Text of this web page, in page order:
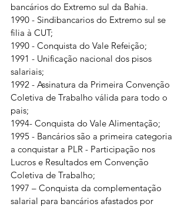
bancários do Extremo sul da Bahia.
1990 - Sindibancarios do Extremo sul se
filia à CUT;
1990 - Conquista do Vale Refeição;
1991 - Unificação nacional dos pisos
salariais;
1992 - Assinatura da Primeira Convenção
Coletiva de Trabalho válida para todo o
pais;
1994- Conquista do Vale Alimentação;
1995 - Bancários são a primeira categoria
a conquistar a PLR - Participação nos
Lucros e Resultados em Convenção
Coletiva de Trabalho;
1997 – Conquista da complementação
salarial para bancários afastados por